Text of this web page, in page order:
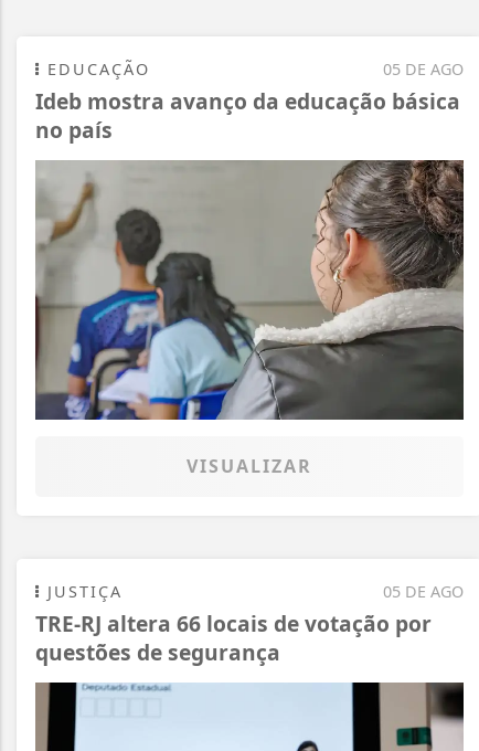
05 DE AGO
EDUCAÇÃO
Ideb mostra avanço da educação básica
no país
VISUALIZAR
05 DE AGO
JUSTIÇA
TRE-RJ altera 66 locais de votação por
questões de segurança